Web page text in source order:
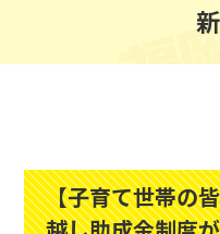
【子育て世帯の